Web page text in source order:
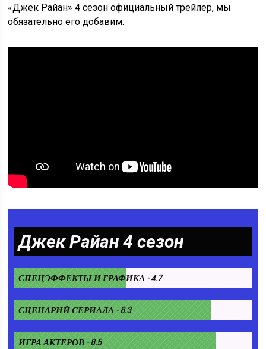
«Джек Райан» 4 сезон официальный трейлер, мы
обязательно его добавим.
Джек Райан 4 сезон
СПЕЦЭФФЕКТЫ И ГРАФИКА - 4.7
СЦЕНАРИЙ СЕРИАЛА - 8.3
ИГРА АКТЕРОВ - 8.5